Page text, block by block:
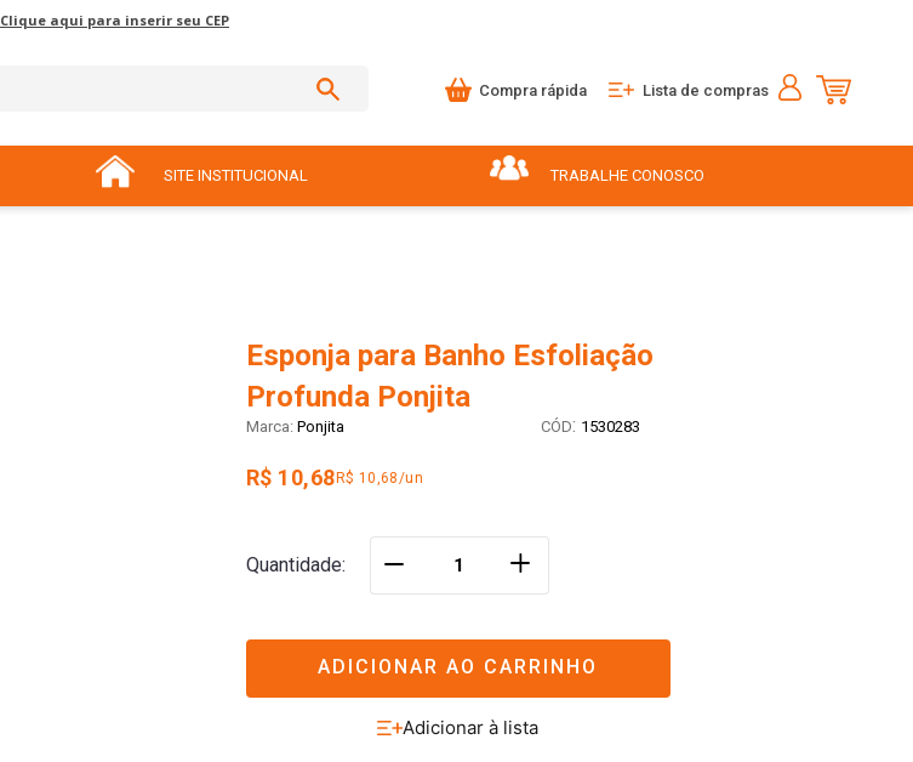
Clique aqui para inserir seu CEP
Compra rápida Lista de compras
SITE INSTITUCIONAL TRABALHE CONOSCO
Esponja para Banho Esfoliação
Profunda Ponjita
Ponjita : 1530283
R$ 10,68R$ 10,68/un
Quantidade ＋
ADICIONAR AO CARRINHO